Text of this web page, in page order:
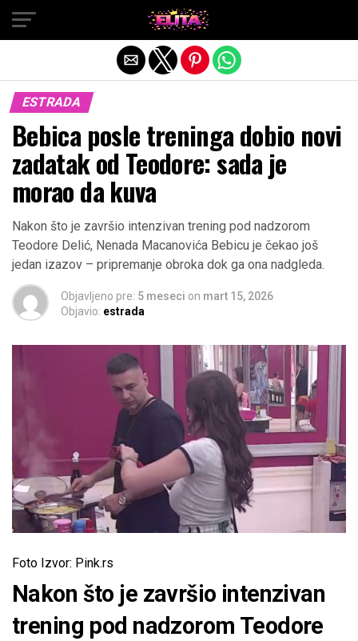
ESTRADA
Bebica posle treninga dobio novi
zadatak od Teodore: sada je
morao da kuva
Nakon što je završio intenzivan trening pod nadzorom
Teodore Delić, Nenada Macanovića Bebicu je čekao još
jedan izazov – pripremanje obroka dok ga ona nadgleda.
Objavljeno pre: 5 meseci on mart 15, 2026
Objavio: estrada
Foto Izvor: Pink.rs
Nakon što je završio intenzivan
trening pod nadzorom Teodore
Exit mobile version